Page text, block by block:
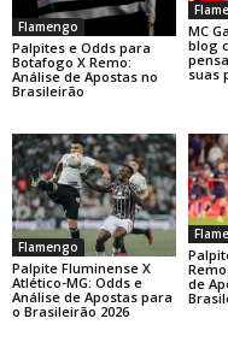
Flamengo
Palpites e Odds para
Botafogo X Remo:
Análise de Apostas no
Brasileirão
MC
blog
suas
Flamengo
Palpite Fluminense X
Atlético-MG: Odds e
Análise de Apostas para
o Brasileirão 2026
de